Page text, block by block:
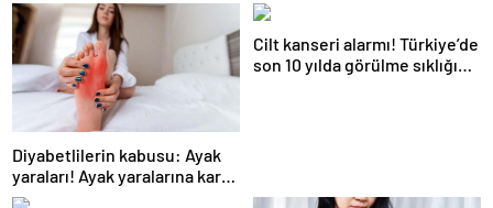
vitamini ile teni ışıl ışıl
yapıyor!
Diyabetlilerin kabusu: Ayak
yaraları! Ayak yaralarına karşı
8 önemli tavsiye
Cilt kanseri alarmı! Türkiye’de
son 10 yılda görülme sıklığı